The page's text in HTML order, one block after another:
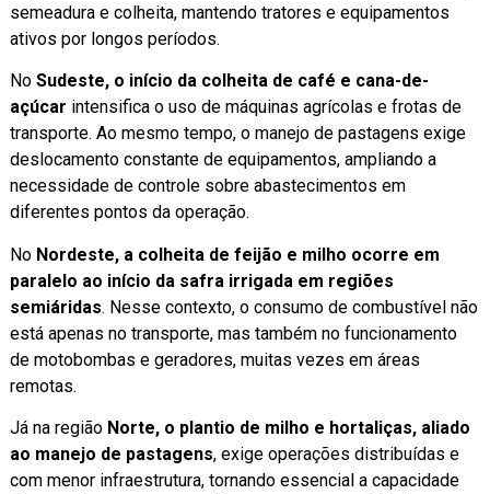
semeadura e colheita, mantendo tratores e equipamentos
ativos por longos períodos.
No Sudeste, o início da colheita de café e cana-de-
açúcar intensifica o uso de máquinas agrícolas e frotas de
transporte. Ao mesmo tempo, o manejo de pastagens exige
deslocamento constante de equipamentos, ampliando a
necessidade de controle sobre abastecimentos em
diferentes pontos da operação.
No Nordeste, a colheita de feijão e milho ocorre em
paralelo ao início da safra irrigada em regiões
semiáridas. Nesse contexto, o consumo de combustível não
está apenas no transporte, mas também no funcionamento
de motobombas e geradores, muitas vezes em áreas
remotas.
Já na região Norte, o plantio de milho e hortaliças, aliado
ao manejo de pastagens, exige operações distribuídas e
com menor infraestrutura, tornando essencial a capacidade